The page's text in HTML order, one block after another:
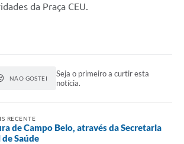
da Praça CEU.
NÃO GOSTEI
Seja o primeiro a curtir esta
notícia.
RECENTE
de Campo Belo, através da Secretaria
Saúde